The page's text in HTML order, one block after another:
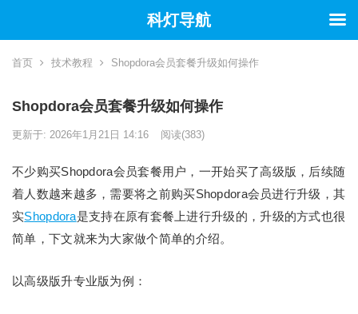
首页 技术教程 Shopdora会员套餐升级如何操作
Shopdora会员套餐升级如何操作
更新于: 2026年1月21日 14:16 阅读(383)
不少购买Shopdora会员套餐用户，一开始买了高级版，后续随
着人数越来越多，需要将之前购买Shopdora会员进行升级，其
实Shopdora是支持在原有套餐上进行升级的，升级的方式也很
简单，下文就来为大家做个简单的介绍。
以高级版升专业版为例：
科灯导航